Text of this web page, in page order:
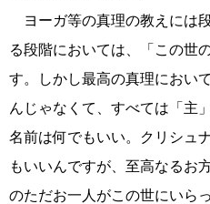
ヨーガ等の真理の教えには
る段階においては、「この世
す。しかし最高の真理におい
んじゃなくて、すべては「主
名前は何でもいい。クリシュ
もいいんですが、至高なるお
のただお一人がこの世にいら